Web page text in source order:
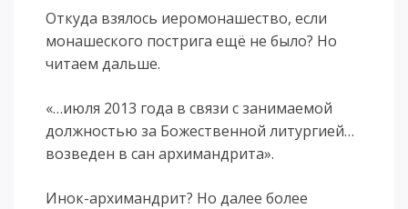
Откуда взялось иеромонашество, если
монашеского пострига ещё не было? Но
читаем дальше.
«…июля 2013 года в связи с занимаемой
должностью за Божественной литургией…
возведен в сан архимандрита».
Инок-архимандрит? Но далее более